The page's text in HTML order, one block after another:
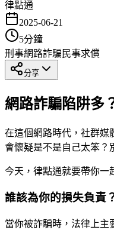
律點通
2025-06-21
5分鐘
刑事網路詐騙 民事求償
分享
網路詐騙陷阱多
在這個網路時代，社群媒
會懷疑是不是自己太笨？
今天，律點通就要帶你一
誰該為你的損失負責
當你被詐騙時，法律上主